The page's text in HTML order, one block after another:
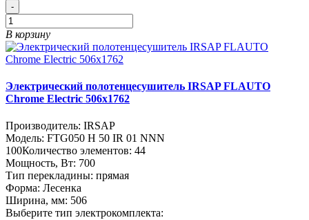
-
В корзину
Электрический полотенцесушитель IRSAP FLAUTO
Chrome Electric 506х1762
Производитель: IRSAP
Модель: FTG050 H 50 IR 01 NNN
100Количество элементов: 44
Мощность, Вт: 700
Тип перекладины: прямая
Форма: Лесенка
Ширина, мм: 506
Выберите тип электрокомплекта: